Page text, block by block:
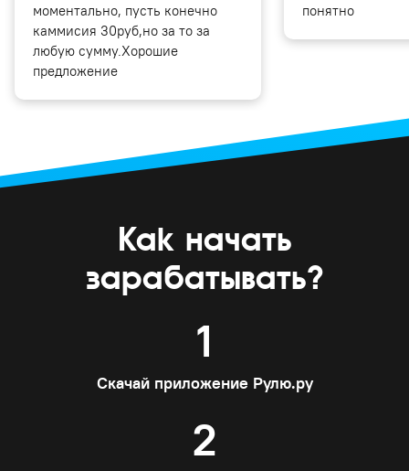
моментально, пусть конечно
каммисия 30руб,но за то за
любую сумму.Хорошие
предложение
понятно
Как начать
зарабатывать?
1
Скачай приложение Рулю.ру
2